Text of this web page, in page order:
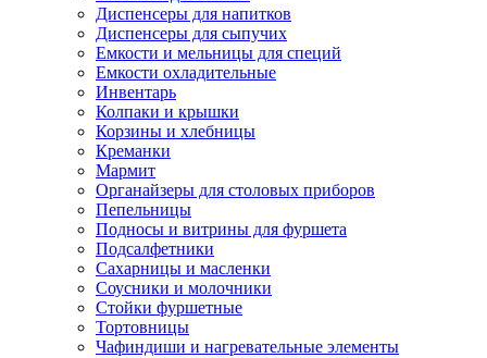
Диспенсеры для напитков
Диспенсеры для сыпучих
Емкости и мельницы для специй
Емкости охладительные
Инвентарь
Колпаки и крышки
Корзины и хлебницы
Креманки
Мармит
Органайзеры для столовых приборов
Пепельницы
Подносы и витрины для фуршета
Подсалфетники
Сахарницы и масленки
Соусники и молочники
Стойки фуршетные
Тортовницы
Чафиндиши и нагревательные элементы